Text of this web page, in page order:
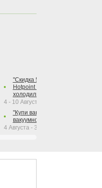
"Скидка 50% на варочную
Hotpoint при покупке духового
холодильника Hotpoint!"
4 - 10 Августа 2026
"Купи вакуумный упаковщик +
вакуумного упаковщика =
4 Августа - 30 Сентября 2026